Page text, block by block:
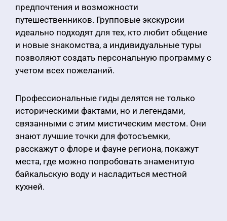
предпочтения и возможности
путешественников. Групповые экскурсии
идеально подходят для тех, кто любит общение
и новые знакомства, а индивидуальные туры
позволяют создать персональную программу с
учетом всех пожеланий.
Профессиональные гиды делятся не только
историческими фактами, но и легендами,
связанными с этим мистическим местом. Они
знают лучшие точки для фотосъемки,
расскажут о флоре и фауне региона, покажут
места, где можно попробовать знаменитую
байкальскую воду и насладиться местной
кухней.